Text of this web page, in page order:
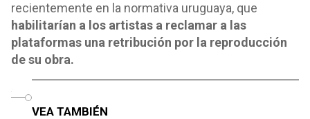
recientemente en la normativa uruguaya, que
habilitarían a los artistas a reclamar a las
plataformas una retribución por la reproducción
de su obra.
VEA TAMBIÉN